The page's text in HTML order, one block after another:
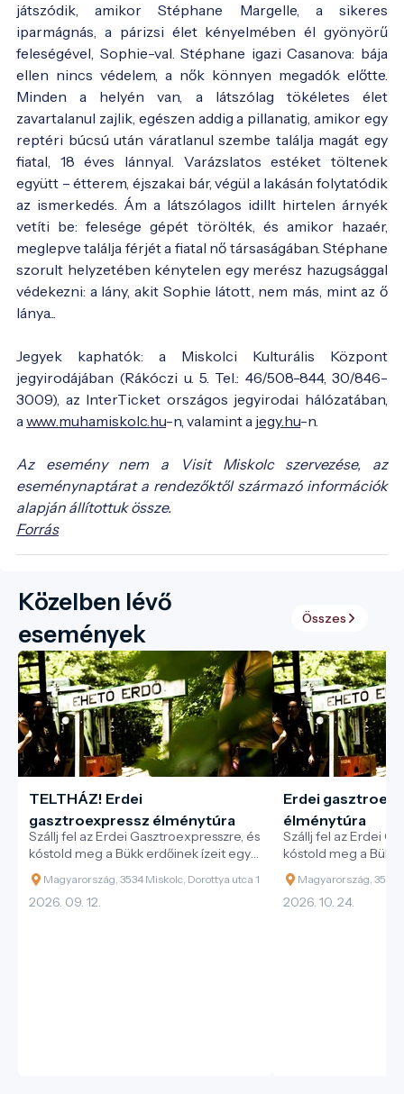
játszódik, amikor Stéphane Margelle, a sikeres
iparmágnás, a párizsi élet kényelmében él gyönyörű
feleségével, Sophie-val. Stéphane igazi Casanova: bája
ellen nincs védelem, a nők könnyen megadók előtte.
Minden a helyén van, a látszólag tökéletes élet
zavartalanul zajlik, egészen addig a pillanatig, amikor egy
reptéri búcsú után váratlanul szembe találja magát egy
fiatal, 18 éves lánnyal. Varázslatos estéket töltenek
együtt – étterem, éjszakai bár, végül a lakásán folytatódik
az ismerkedés. Ám a látszólagos idillt hirtelen árnyék
vetíti be: felesége gépét törölték, és amikor hazaér,
meglepve találja férjét a fiatal nő társaságában. Stéphane
szorult helyzetében kénytelen egy merész hazugsággal
védekezni: a lány, akit Sophie látott, nem más, mint az ő
lánya...
Jegyek kaphatók: a Miskolci Kulturális Központ
jegyirodájában (Rákóczi u. 5. Tel.: 46/508-844, 30/846-
3009), az InterTicket országos jegyirodai hálózatában,
awww.muhamiskolc.hu-n, valamint a jegy.hu-n.
Az esemény nem a Visit Miskolc szervezése, az
eseménynaptárat a rendezőktől származó információk
alapján állítottuk össze.
Forrás
Közelben lévő
események
Összes
TELTHÁZ! Erdei
gasztroexpressz élménytúra
Szállj fel az Erdei Gasztroexpresszre, és
kóstold meg a Bükk erdőinek ízeit egy
különleges vonatos kaland során!
Magyarország, 3534 Miskolc, Dorottya utca 1
2026. 09. 12.
Erdei
élménytúra
Szállj fel az Erdei
kóstold meg a Bükk
különleges vonatos
Magyarország, 3534
2026. 10. 24.